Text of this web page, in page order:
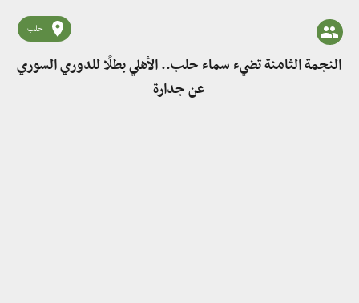
حلب
النجمة الثامنة تضيء سماء حلب.. الأهلي بطلًا للدوري السوري
عن جدارة